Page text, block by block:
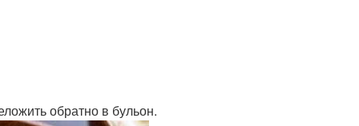
обратно в бульон.